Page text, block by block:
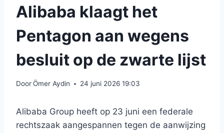
Alibaba klaagt het
Pentagon aan wegens
besluit op de zwarte lijst
DoorÖmer Aydin 24 juni 2026 19:03
Alibaba Group heeft op 23 juni een federale
rechtszaak aangespannen tegen de aanwijzing